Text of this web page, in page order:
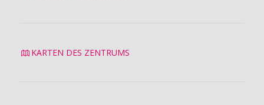
KARTEN DES ZENTRUMS